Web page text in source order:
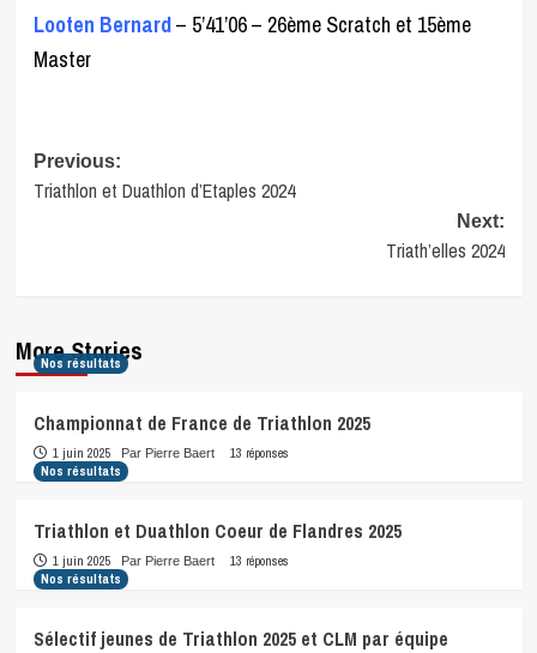
Looten Bernard– 5’41’06 – 26ème Scratch et 15ème
Master
Post
navigation
Previous:
Triathlon et Duathlon d’Etaples 2024
Next:
Triath’elles 2024
More Stories
Nos résultats
Championnat de France de Triathlon 2025
1 juin 2025 Par Pierre Baert
13 réponses
Nos résultats
Triathlon et Duathlon Coeur de Flandres 2025
1 juin 2025 Par Pierre Baert
13 réponses
Nos résultats
Sélectif jeunes de Triathlon 2025 et CLM par équipe